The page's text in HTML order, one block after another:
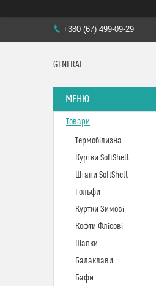
+380 (67) 499-09-29
GENERAL
Товари
Термобілизна
Куртки SoftShell
Штани SoftShell
Гольфи
Куртки Зимові
Кофти Флісові
Шапки
Балаклави
Бафи